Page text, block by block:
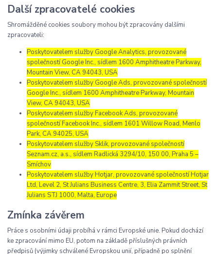
Další zpracovatelé cookies
Shromážděné cookies soubory mohou být zpracovány dalšími
zpracovateli:
Poskytovatelem služby Google Analytics, provozované
společností Google Inc., sídlem 1600 Amphitheatre Parkway,
Mountain View, CA 94043, USA
Poskytovatelem služby Google Ads, provozované společností
Google Inc., sídlem 1600 Amphitheatre Parkway, Mountain
View, CA 94043, USA
Poskytovatelem služby Facebook Ads, provozované
společností Facebook Inc., sídlem 1601 Willow Road, Menlo
Park, CA 94025, USA
Poskytovatelem služby Sklik, provozované společností
Seznam.cz, a.s., sídlem Radlická 3294/10, 150 00, Praha 5 –
Smíchov
Poskytovatelem služby Hotjar, provozované společností Hotjar
Ltd, Level 2, St Julians Business Centre, 3, Elia Zammit Street, St
Julians STJ 1000, Malta, Europe
Zmínka závěrem
Práce s osobními údaji probíhá v rámci Evropské unie. Pokud dochází
ke zpracování mimo EU, potom na základě příslušných právních
předpisů (výjimky schválené Evropskou unií, případně po splnění